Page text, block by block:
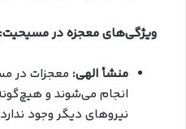
ویژگی‌های معجزه در مسیحیت:
منشأ الهی: معجزات در
انجام می‌شوند و
نیروهای دیگر وجود